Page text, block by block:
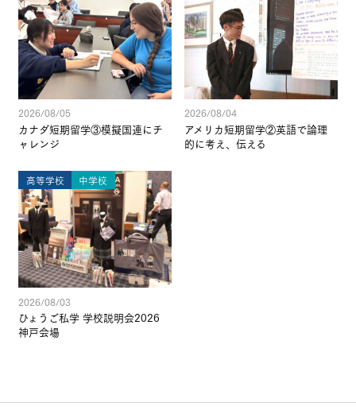
2026/08/05
カナダ短期留学③模擬国連にチ
ャレンジ
2026/08/04
アメリカ短期留学②英語で論理
的に考え、伝える
高等学校 中学校
2026/08/03
ひょうご私学 学校説明会2026
神戸会場